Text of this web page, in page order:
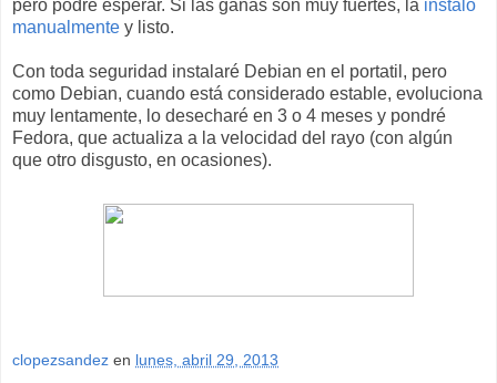
pero podré esperar. Si las ganas son muy fuertes, la instalo
manualmente y listo.
Con toda seguridad instalaré Debian en el portatil, pero
como Debian, cuando está considerado estable, evoluciona
muy lentamente, lo desecharé en 3 o 4 meses y pondré
Fedora, que actualiza a la velocidad del rayo (con algún
que otro disgusto, en ocasiones).
clopezsandez en lunes, abril 29, 2013